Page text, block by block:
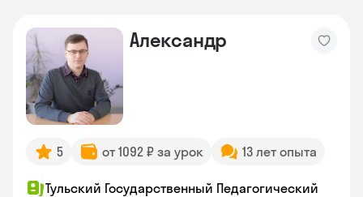
Александр
5 от 1092 ₽ за урок 13 лет опыта
Тульский Государственный Педагогический